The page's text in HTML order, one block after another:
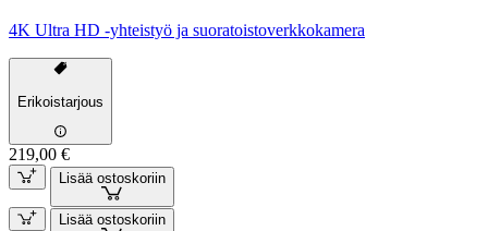
4K Ultra HD -yhteistyö ja suoratoistoverkkokamera
Erikoistarjous
219,00 €
Lisää ostoskoriin
Lisää ostoskoriin